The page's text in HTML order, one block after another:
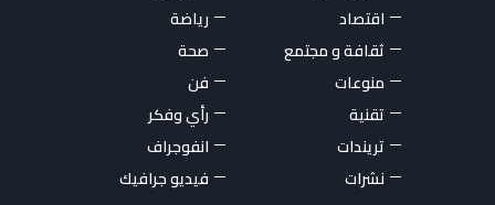
اقتصاد
رياضة
ثقافة و مجتمع
صحة
منوعات
فن
تقنية
رأي وفكر
تريندات
انفوجراف
نشرات
فيديو جرافيك